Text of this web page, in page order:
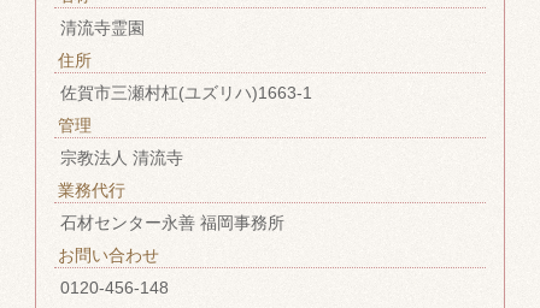
清流寺霊園
住所
佐賀市三瀬村杠(ユズリハ)1663-1
管理
宗教法人 清流寺
業務代行
石材センター永善 福岡事務所
お問い合わせ
0120-456-148